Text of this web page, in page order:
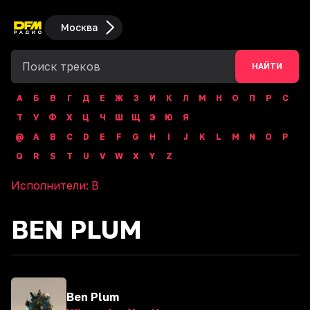
Москва
НАЙТИ
А Б В Г Д Е Ж З И К Л М Н О П Р
С
Т
У Ф Х Ц Ч Ш Щ Э Ю
Я
@
A B C D E F G H I J K L M N O
P
Q
R S T U V W X Y Z
Исполнители: B
BEN PLUM
Ben Plum